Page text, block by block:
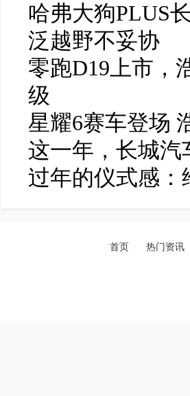
哈弗大狗PLUS
泛越野不妥协
零跑D19上市，
级
星耀6赛车登场
这一年，长城汽
过年的仪式感：
首页 热门资讯